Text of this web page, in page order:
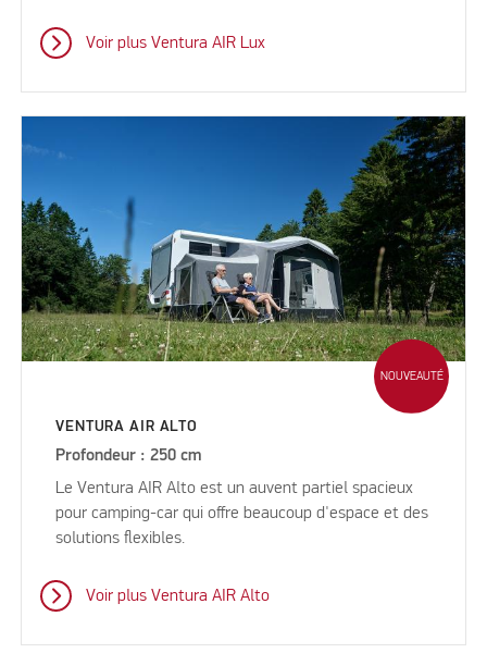
Voir plus Ventura AIR Lux
NOUVEAUTÉ
VENTURA AIR ALTO
Profondeur : 250 cm
Le Ventura AIR Alto est un auvent partiel spacieux
pour camping-car qui offre beaucoup d'espace et des
solutions flexibles.
Voir plus Ventura AIR Alto